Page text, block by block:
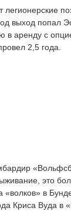
легионерские
выход попал
в аренду с
2,5 года.
это
«волков» в
Криса Вуда в